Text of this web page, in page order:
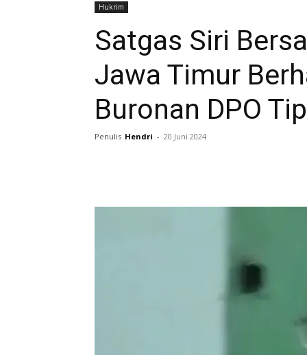
Hukrim
Satgas Siri
Jawa Timur
Buronan DPO
Penulis Hendri - 20 Juni 2024